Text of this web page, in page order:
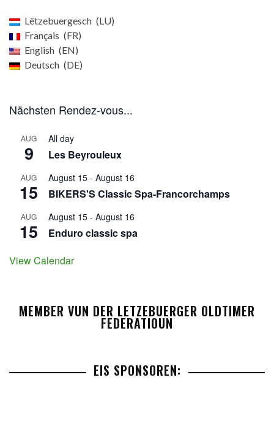
Lëtzebuergesch
LU
Français
FR
English
EN
Deutsch
DE
Nächsten Rendez-vous...
AUG
9
All day
Les Beyrouleux
AUG
15
August 15 - August 16
BIKERS'S Classic Spa-Francorchamps
AUG
15
August 15 - August 16
Enduro classic spa
View Calendar
MEMBER VUN DER LETZEBUERGER OLDTIMER
FEDERATIOUN
EIS SPONSOREN: